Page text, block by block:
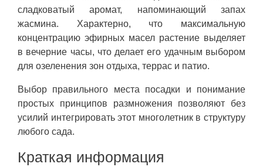
сладковатый аромат, напоминающий запах
жасмина. Характерно, что максимальную
концентрацию эфирных масел растение выделяет
в вечерние часы, что делает его удачным выбором
для озеленения зон отдыха, террас и патио.
Выбор правильного места посадки и понимание
простых принципов размножения позволяют без
усилий интегрировать этот многолетник в структуру
любого сада.
Краткая информация